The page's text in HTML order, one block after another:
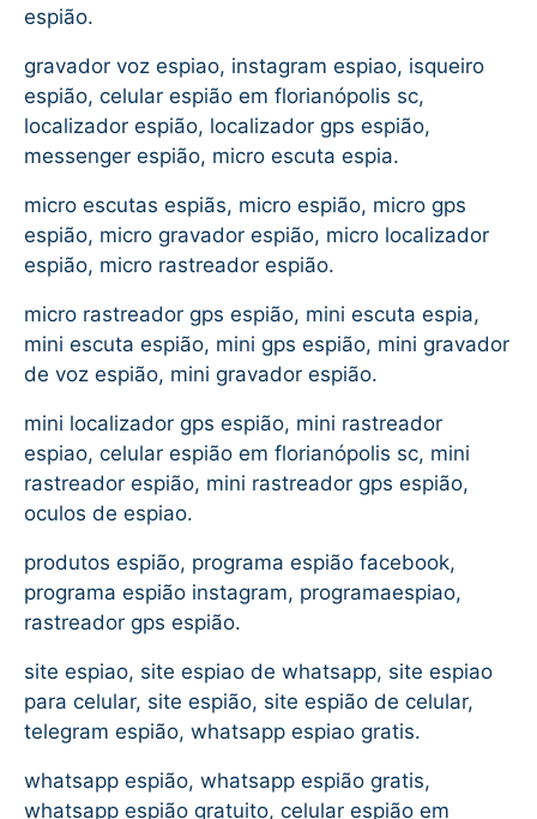
espião.
gravador voz espiao, instagram espiao, isqueiro
espião, celular espião em florianópolis sc,
localizador espião, localizador gps espião,
messenger espião, micro escuta espia.
micro escutas espiãs, micro espião, micro gps
espião, micro gravador espião, micro localizador
espião, micro rastreador espião.
micro rastreador gps espião, mini escuta espia,
mini escuta espião, mini gps espião, mini gravador
de voz espião, mini gravador espião.
mini localizador gps espião, mini rastreador
espiao, celular espião em florianópolis sc, mini
rastreador espião, mini rastreador gps espião,
oculos de espiao.
produtos espião, programa espião facebook,
programa espião instagram, programaespiao,
rastreador gps espião.
site espiao, site espiao de whatsapp, site espiao
para celular, site espião, site espião de celular,
telegram espião, whatsapp espiao gratis.
whatsapp espião, whatsapp espião gratis,
whatsapp espião gratuito, celular espião em